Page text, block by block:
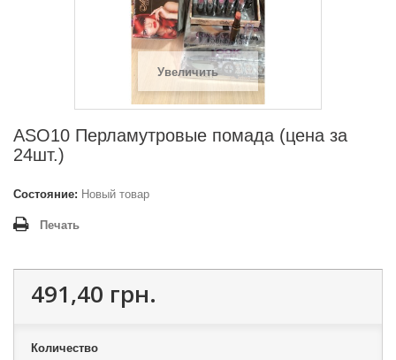
Увеличить
ASO10 Перламутровые помада (цена за
24шт.)
Состояние: Новый товар
Печать
491,40 грн.
Количество